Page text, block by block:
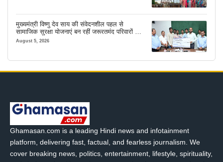
मुख्यमंत्री विष्णु देव साय की संवेदनशील पहल से
सामाजिक सुरक्षा योजनाएं बन रहीं जरूरतमंद परिवारों का
मजबूत सहारा
August 5, 2026
Ghamasan.com is a leading Hindi news and infotainment
platform, delivering fast, factual, and fearless journalism. We
cover breaking news, politics, entertainment, lifestyle, spirituality,